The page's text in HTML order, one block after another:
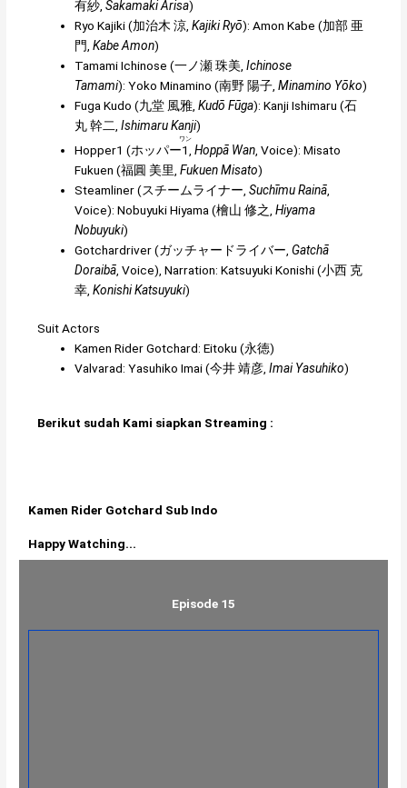
有紗 Sakamaki Arisa)
Ryo Kajiki (加治木 涼 Kajiki Ryō):Amon Kabe (加部 亜
門 Kabe Amon)
Tamami Ichinose (一ノ瀬 珠美 Ichinose
Tamami): Yoko Minamino (南野 陽子 Minamino Yōko)
Fuga Kudo (九堂 風雅 Kudō Fūga):Kanji Ishimaru (石
丸 幹二 Ishimaru Kanji)
Hopper1 (ホッパー1
ワン
Hoppā Wan , Voice): Misato
Fukuen (福圓 美里 Fukuen Misato)
Steamliner (スチームライナー Suchīmu Rainā
Voice): Nobuyuki Hiyama (檜山 修之 Hiyama
Nobuyuki)
Gotchardriver (ガッチャードライバー Gatchā
Doraibā , Voice), Narration: Katsuyuki Konishi (小西 克
幸 Konishi Katsuyuki)
Suit Actors
Kamen Rider Gotchard: Eitoku (永徳)
Valvarad: Yasuhiko Imai (今井 靖彦 Imai Yasuhiko)
Berikut sudah Kami siapkan Streaming :
Kamen Rider Gotchard Sub Indo
Happy Watching...
Episode 15